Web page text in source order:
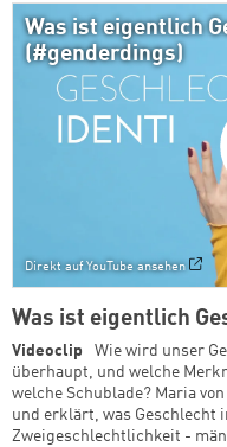
Was ist eigentlich
(#genderdings)
Direkt auf YouTube ansehen
Was ist eigentlich
Videoclip
Wie wird unser
überhaupt, und welche
welche Schublade? Maria
und erklärt, was Geschlecht
Zweigeschlechtlichkeit -